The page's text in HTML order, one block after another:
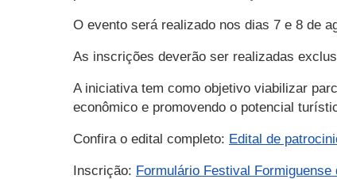
O evento será realizado nos dias 7 e 8 de
As inscrições deverão ser realizadas
A iniciativa tem como objetivo viabilizar
econômico e promovendo o potencial
Confira o edital completo: Edital de
Inscrição: Formulário Festival Formiguense